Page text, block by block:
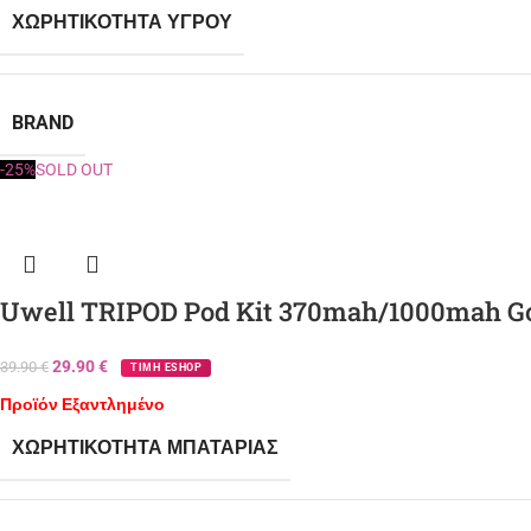
ΧΩΡΗΤΙΚΌΤΗΤΑ ΥΓΡΟΎ
BRAND
-25%SOLD OUT
Uwell TRIPOD Pod Kit 370mah/1000mah
39.90€ 29.90€ ΤΙΜΗ ESHOP
Προϊόν Εξαντλημένο
ΧΩΡΗΤΙΚΌΤΗΤΑ ΜΠΑΤΑΡΊΑΣ